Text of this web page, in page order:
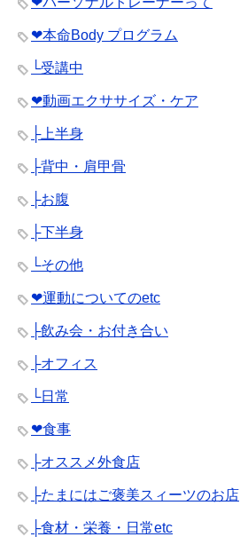
❤︎本命Body プログラム
└受講中
❤︎動画エクササイズ・ケア
├上半身
├背中・肩甲骨
├お腹
├下半身
└その他
❤︎運動についてのetc
├飲み会・お付き合い
├オフィス
└日常
❤︎食事
├オススメ外食店
├たまにはご褒美スィーツのお店
├食材・栄養・日常etc